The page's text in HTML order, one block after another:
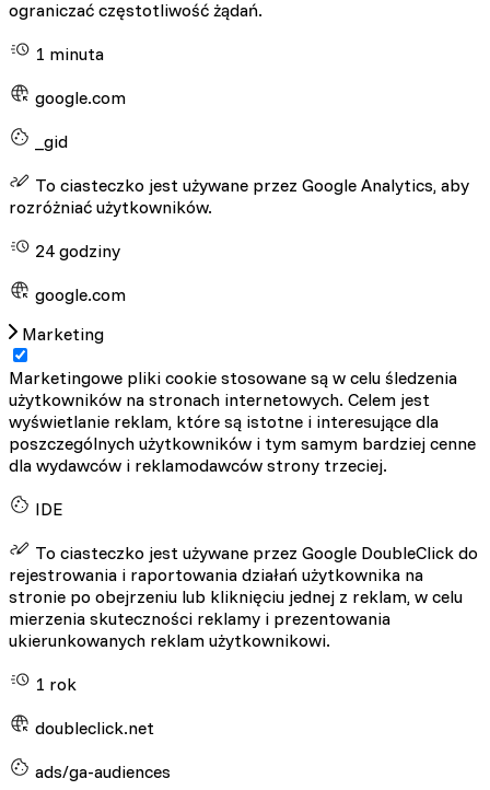
ograniczać częstotliwość żądań.
1 minuta
google.com
_gid
To ciasteczko jest używane przez Google Analytics, aby
rozróżniać użytkowników.
24 godziny
google.com
Marketing
Marketingowe pliki cookie stosowane są w celu śledzenia
użytkowników na stronach internetowych. Celem jest
wyświetlanie reklam, które są istotne i interesujące dla
poszczególnych użytkowników i tym samym bardziej cenne
dla wydawców i reklamodawców strony trzeciej.
IDE
To ciasteczko jest używane przez Google DoubleClick do
rejestrowania i raportowania działań użytkownika na
stronie po obejrzeniu lub kliknięciu jednej z reklam, w celu
mierzenia skuteczności reklamy i prezentowania
ukierunkowanych reklam użytkownikowi.
1 rok
doubleclick.net
ads/ga-audiences